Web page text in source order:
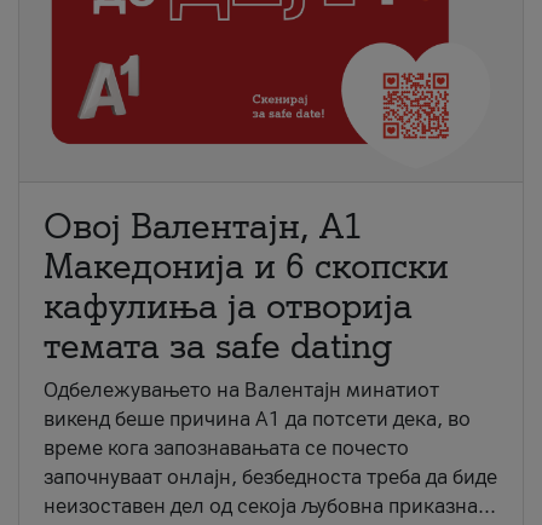
Овој Валентајн, A1
Македонија и 6 скопски
кафулиња ја отворија
темата за safe dating
Одбележувањето на Валентајн минатиот
викенд беше причина А1 да потсети дека, во
време кога запознавањата се почесто
започнуваат онлајн, безбедноста треба да биде
неизоставен дел од секоја љубовна приказна...